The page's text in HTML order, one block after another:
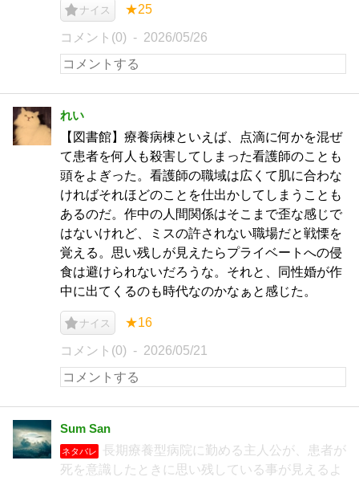
ナイス ★25
コメント(0) 2026/05/26
れい
【図書館】療養病棟といえば、点滴に何かを混ぜ
て患者を何人も殺害してしまった看護師のことも
頭をよぎった。看護師の職域は広くて肌に合わな
ければそれほどのことを仕出かしてしまうことも
あるのだ。作中の人間関係はそこまで歪な感じで
はないけれど、ミスの許されない職場だと戦慄を
覚える。思い残しが見えたらプライベートへの侵
食は避けられないだろうな。それと、同性婚が作
中に出てくるのも時代なのかなぁと感じた。
ナイス ★16
コメント(0) 2026/05/21
Sum San
ネタバレ
長期療養型病院に勤める主人公が、患者が
死を意識したときに思い残している事が見えるよ